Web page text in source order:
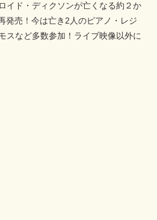
イド・ディクソンが亡くなる約２か
発売！今は亡き2人のピアノ・レジ
スなど多数参加！ライブ映像以外に